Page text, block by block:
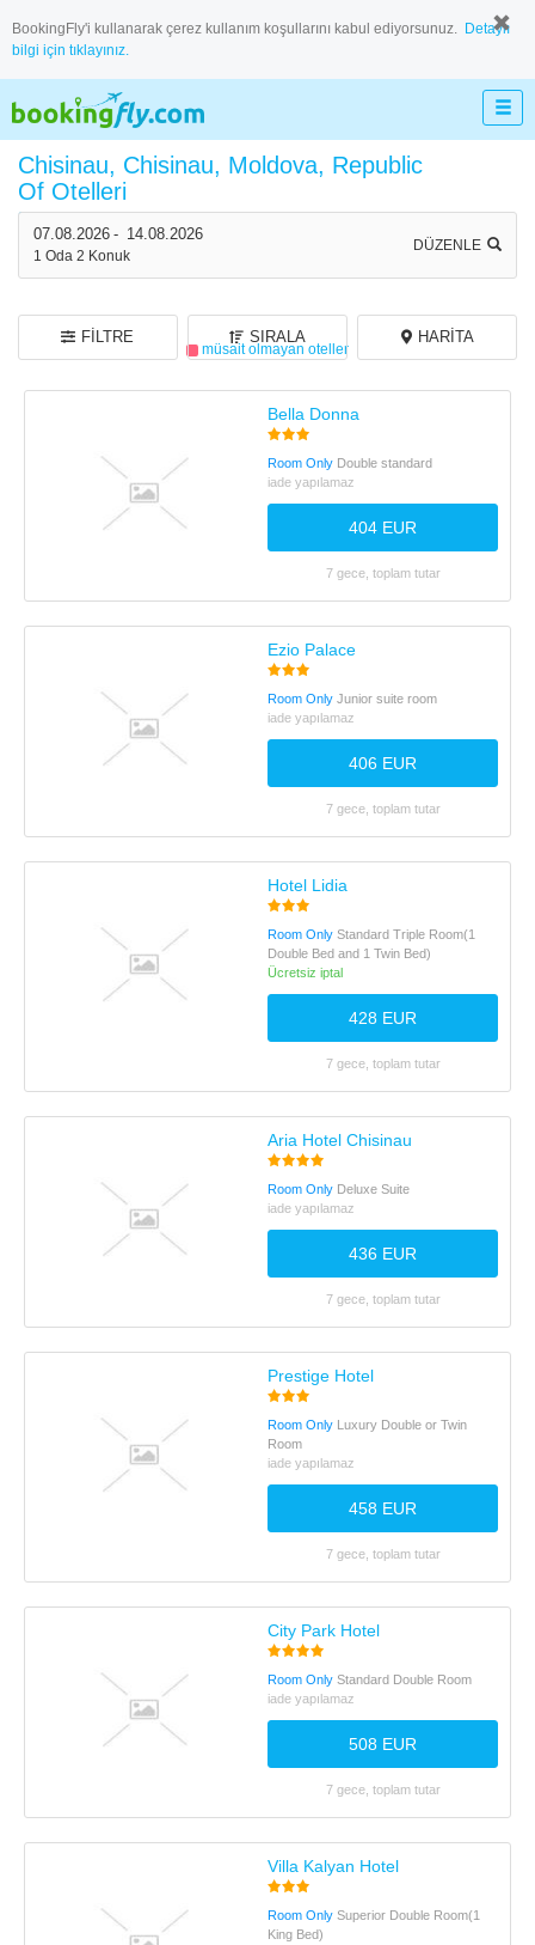
BookingFly'i kullanarak çerez kullanım koşullarını kabul ediyorsunuz. Detaylı
bilgi için tıklayınız.
07.08.2026 - 14.08.2026
1 Oda 2 Konuk
DÜZENLE
Chisinau, Chisinau, Moldova, Republic
Of Otelleri
30 otel bulundu,30 tanesi müsait
müsait olmayan oteller
FILTRE SIRALA HARITA
Bella Donna
Room Only Double standard
iade yapılamaz
404 EUR
7 gece, toplam tutar
Ezio Palace
Room Only Junior suite room
iade yapılamaz
406 EUR
7 gece, toplam tutar
Hotel Lidia
Room Only Standard Triple Room(1
Double Bed and 1 Twin Bed)
Ücretsiz iptal
428 EUR
7 gece, toplam tutar
Aria Hotel Chisinau
Room Only Deluxe Suite
iade yapılamaz
436 EUR
7 gece, toplam tutar
Prestige Hotel
Room Only Luxury Double or Twin
Room
iade yapılamaz
458 EUR
7 gece, toplam tutar
City Park Hotel
Room Only Standard Double Room
iade yapılamaz
508 EUR
7 gece, toplam tutar
Villa Kalyan Hotel
Room Only Superior Double Room(1
King Bed)